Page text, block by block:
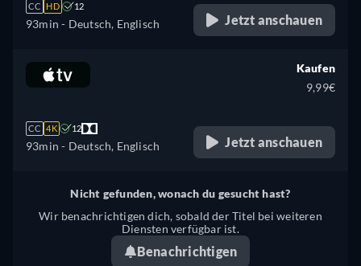
CC HD 12
93min - Deutsch, Englisch Jetzt anschauen
CC 4K 12
93min - Deutsch, Englisch
Kaufen
9,99€
Jetzt anschauen
Nicht gefunden, wonach du gesucht hast?
Wir benachrichtigen dich, sobald der Titel bei weiteren
Diensten verfügbar ist.
Benachrichtigen